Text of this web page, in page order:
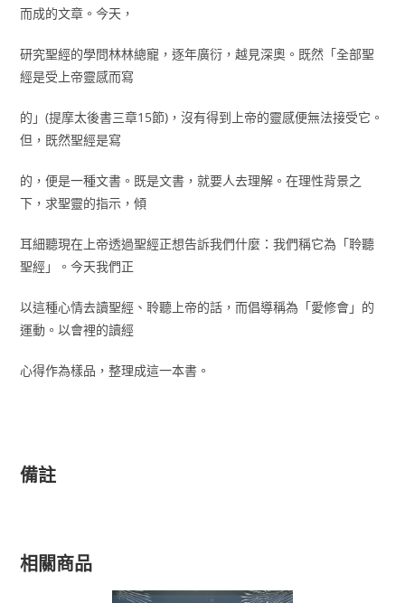
而成的文章。今天，
研究聖經的學問林林總寵，逐年廣衍，越見深奧。既然「全部聖
經是受上帝靈感而寫
的」(提摩太後書三章15節)，沒有得到上帝的靈感便無法接受它。
但，既然聖經是寫
的，便是一種文書。既是文書，就要人去理解。在理性背景之
下，求聖靈的指示，傾
耳細聽現在上帝透過聖經正想告訴我們什麼：我們稱它為「聆聽
聖經」。今天我們正
以這種心情去讀聖經、聆聽上帝的話，而倡導稱為「愛修會」的
運動。以會裡的讀經
心得作為樣品，整理成這一本書。
備註
相關商品